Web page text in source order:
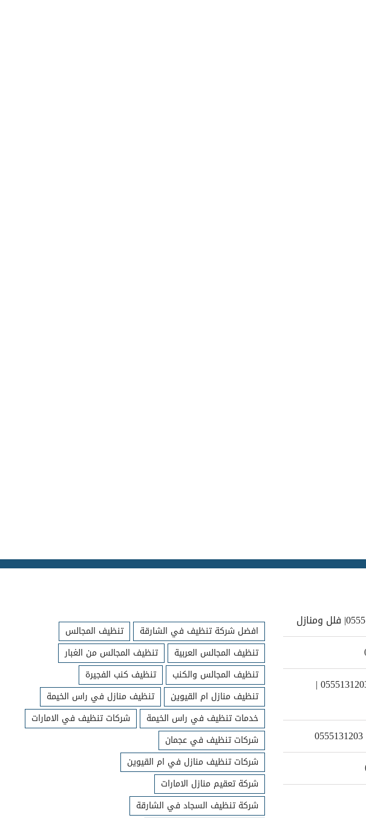
شركة جلي وتلميع رخام في الشارقة |0555131203 |
افضل شركة تنظيف في الشارقة
تنظيف المجالس
تنظيف المجالس العربية
تنظيف المجالس من الغبار
تنظيف المجالس والكنب
تنظيف كنب الفجيرة
تنظيف منازل ام القيوين
تنظيف منازل في راس الخيمة
خدمات تنظيف في راس الخيمة
شركات تنظيف في الامارات
شركات تنظيف في عجمان
شركات تنظيف منازل في ام القيوين
شركة تعقيم منازل الامارات
شركة تنظيف السجاد في الشارقة